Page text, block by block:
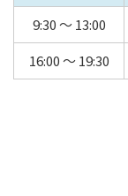
9:30 ～ 13:00
16:00 ～ 19:30